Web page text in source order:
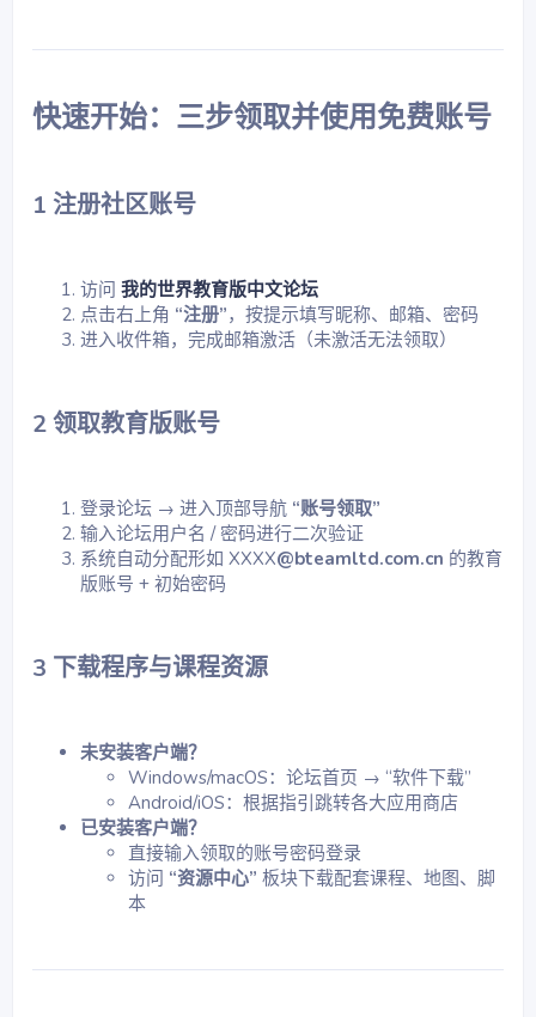
快速开始：三步领取并使用免费账号​
1 注册社区账号​
访问 我的世界教育版中文论坛
点击右上角 “注册”，按提示填写昵称、邮箱、密码
进入收件箱，完成邮箱激活（未激活无法领取）
2 领取教育版账号​
登录论坛 → 进入顶部导航 “账号领取”
输入论坛用户名 / 密码进行二次验证
系统自动分配形如 XXXX@bteamltd.com.cn 的教育
版账号 + 初始密码
3 下载程序与课程资源​
未安装客户端？
Windows/macOS：论坛首页 → “软件下载”
Android/iOS：根据指引跳转各大应用商店
已安装客户端？
直接输入领取的账号密码登录
访问 “资源中心” 板块下载配套课程、地图、脚
本